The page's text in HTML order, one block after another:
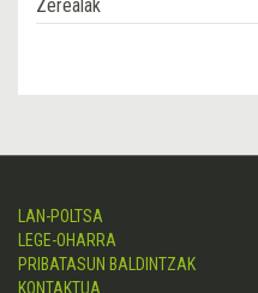
Zerealak
LAN-POLTSA
LEGE-OHARRA
PRIBATASUN BALDINTZAK
KONTAKTUA